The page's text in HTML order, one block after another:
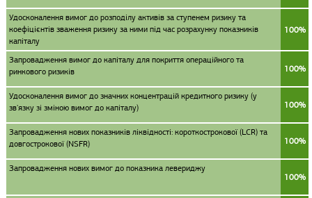
Удосконалення вимог до розподілу активів за ступенем ризику та
коефіцієнтів зваження ризику за ними під час розрахунку показників
капіталу
100%
Запровадження вимог до капіталу для покриття операційного та
ринкового ризиків
100%
Удосконалення вимог до значних концентрацій кредитного ризику (у
зв'язку зі зміною вимог до капіталу)
100%
Запровадження нових показників ліквідності: короткострокової (LCR) та
довгострокової (NSFR)
100%
Запровадження нових вимог до показника левериджу
100%